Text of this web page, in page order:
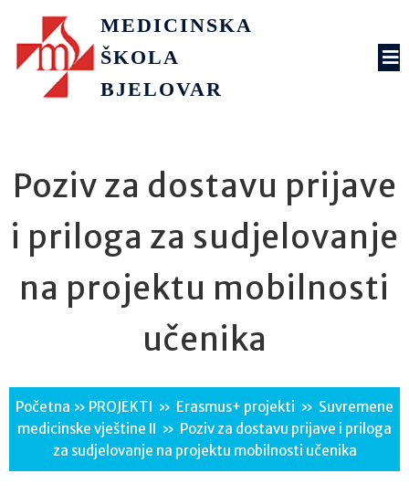
MEDICINSKA
ŠKOLA
BJELOVAR
Poziv za dostavu prijave
i priloga za sudjelovanje
na projektu mobilnosti
učenika
Početna » PROJEKTI » Erasmus+ projekti » Suvremene
medicinske vještine II » Poziv za dostavu prijave i priloga
za sudjelovanje na projektu mobilnosti učenika